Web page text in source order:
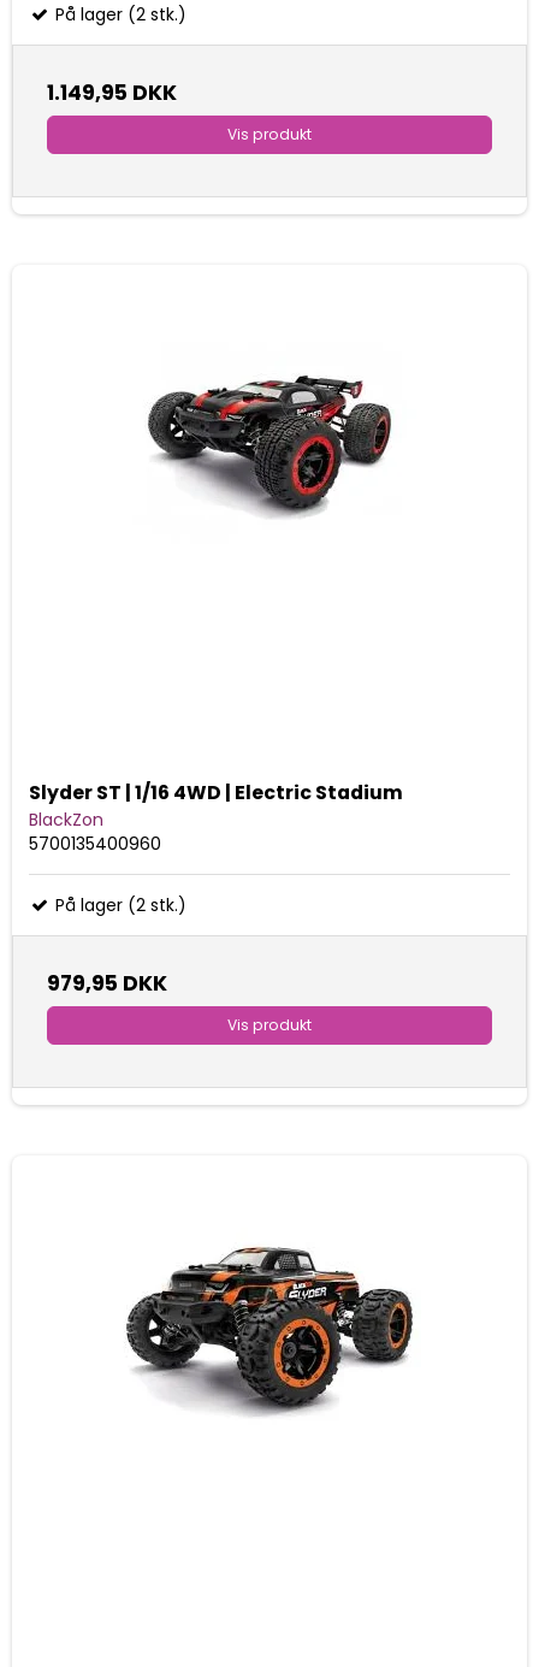
På lager (2 stk.)
1.149,95 DKK
Vis produkt
Slyder ST | 1/16 4WD | Electric Stadium
BlackZon
5700135400960
På lager (2 stk.)
979,95 DKK
Vis produkt